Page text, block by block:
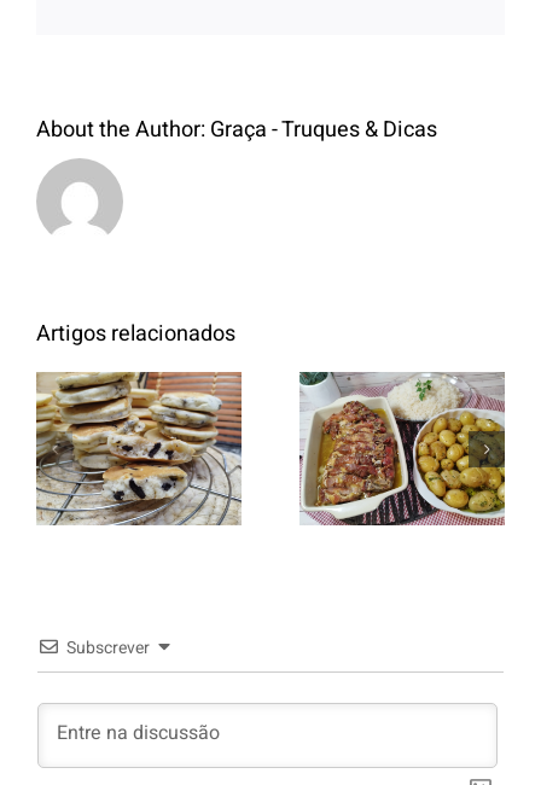
About the Author:Graça - Truques & Dicas
Artigos relacionados
Panquecas
com Oreo
Entrecosto
italiano c/
batata a
murro e
Subscrever